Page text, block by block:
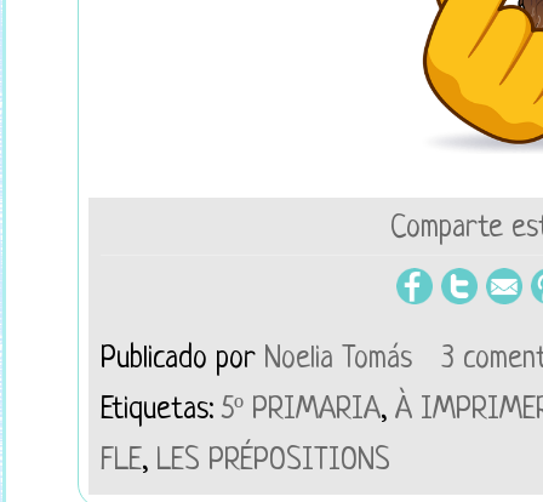
Comparte
Publicado por Noelia Tomás
3
Etiquetas:5º PRIMARIA, À
FLE, LES PRÉPOSITIONS